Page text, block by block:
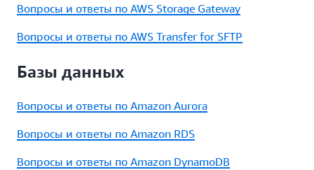
Вопросы и ответы по AWS Storage Gateway
Вопросы и ответы по AWS Transfer for SFTP
Базы данных
Вопросы и ответы по Amazon Aurora
Вопросы и ответы по Amazon RDS
Вопросы и ответы по Amazon DynamoDB